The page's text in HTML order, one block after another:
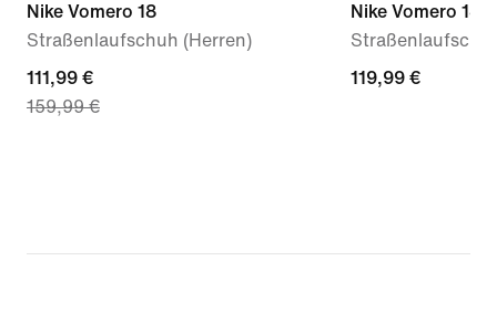
Nike Vomero 18
Straßenlaufschuh (Herren)
current
price
111,99 €
159,99 €
Nike Vomero 18
119,99 €
119,99 €